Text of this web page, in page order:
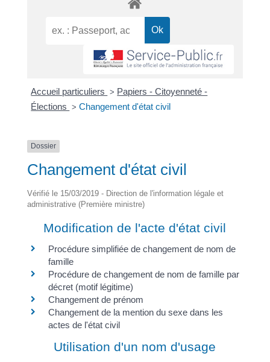
Accueil particuliers > Papiers - Citoyenneté -
Élections > Changement d'état civil
Dossier
Changement d'état civil
Vérifié le 15/03/2019 - Direction de l'information légale et
administrative (Première ministre)
Modification de l'acte d'état civil
Procédure simplifiée de changement de nom de
famille
Procédure de changement de nom de famille par
décret (motif légitime)
Changement de prénom
Changement de la mention du sexe dans les
actes de l'état civil
Utilisation d'un nom d'usage